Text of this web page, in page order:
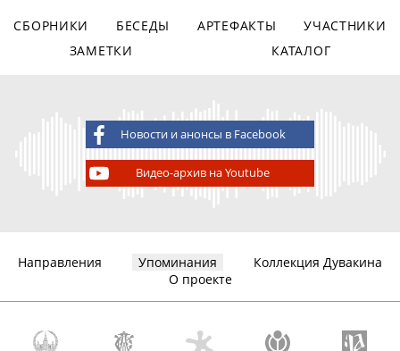
СБОРНИКИ БЕСЕДЫ АРТЕФАКТЫ
УЧАСТНИКИ
ЗАМЕТКИ
КАТАЛОГ
Новости и анонсы в Facebook
Видео-архив на Youtube
Направления Упоминания
Коллекция Дувакина
О проекте